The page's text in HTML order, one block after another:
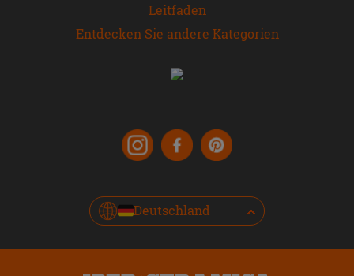
Leitfaden
Entdecken Sie andere Kategorien
Deutschland